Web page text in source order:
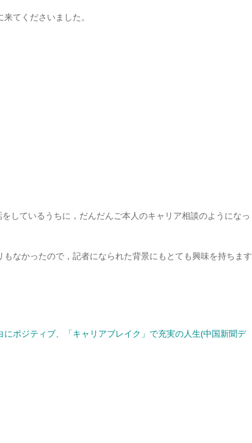
てくださいました。
しているうちに，だんだんご本人のキャリア相談のようになっ
なかったので，記者になられた背景にもとても興味を持ちます
ポジティブ、「キャリアブレイク」で充実の人生(中国新聞デ